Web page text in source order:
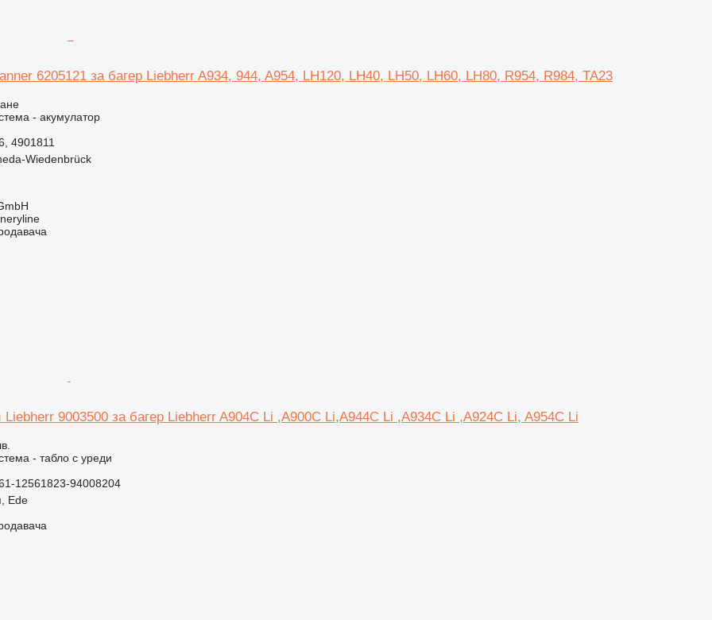
6205121 за багер Liebherr A934, 944, A954, LH120, LH40, LH50, LH60, LH80, R954, R984, TA23
- акумулатор
4901811
Wiedenbrück
9003500 за багер Liebherr A904C Li ,A900C Li,A944C Li ,A934C Li ,A924C Li, A954C Li
- табло с уреди
12561823-94008204
Ede